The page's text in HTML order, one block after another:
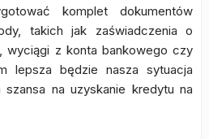
komplet dokumentów
takich jak zaświadczenia o
wyciągi z konta bankowego czy
lepsza będzie nasza sytuacja
na uzyskanie kredytu na